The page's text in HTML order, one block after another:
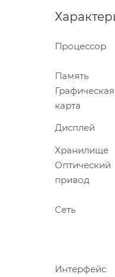
Память
Графическая
карта
Дисплей
Хранилище
Оптический
привод
Сеть
Интерфейс